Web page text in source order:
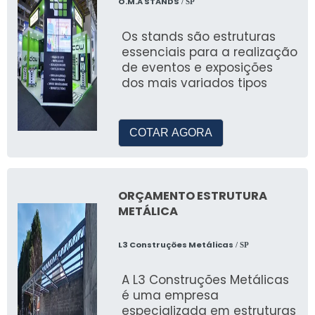
montagem rápida, garantindo eficiência e
satisfação dos nossos clientes.
PERGUNTAS FREQUENTES
SOBRE FÁBRICA DE TENDA
INFLÁVEL
Quais são as opções de
Oferecemos diversas opções de
personalização, incluindo cores, logos e
design exclusivo.
As tendas infláveis são resistentes
a intempéries?
Sim, nossas tendas são feitas com materiais
Os stands são estruturas
essenciais para a realização
de eventos e exposições
dos mais variados tipos
COTAR AGORA
ORÇAMENTO ESTRUTURA
METÁLICA
L3 Construções Metálicas / SP
A L3 Construções Metálicas
é uma empresa
especializada em estruturas